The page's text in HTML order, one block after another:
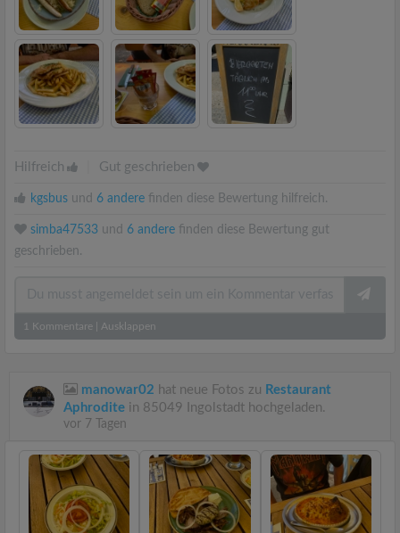
Hilfreich Gut geschrieben
kgsbus und 6 andere finden diese Bewertung hilfreich.
simba47533 und 6 andere finden diese Bewertung gut
geschrieben.
1 Kommentare Ausklappen
manowar02 hat neue Fotos zu Restaurant
Aphrodite in 85049 Ingolstadt hochgeladen.
vor 7 Tagen